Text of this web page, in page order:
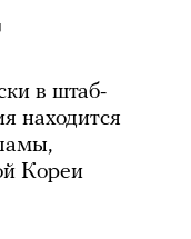
в штаб-
находится
Кореи